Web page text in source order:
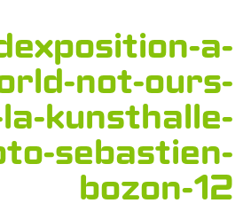
a-
not-ours-
kunsthalle-
sebastien-
bozon-12